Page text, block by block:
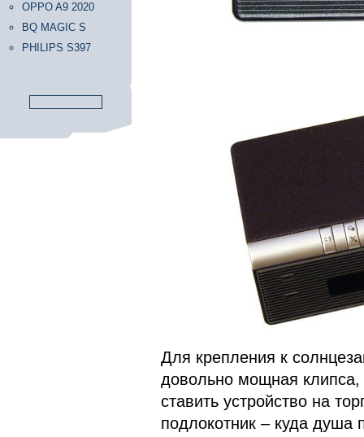
OPPO A9 2020
BQ MAGIC S
PHILIPS S397
Для крепления к
довольно мощная
ставить устройство на
подлокотник – куда душа